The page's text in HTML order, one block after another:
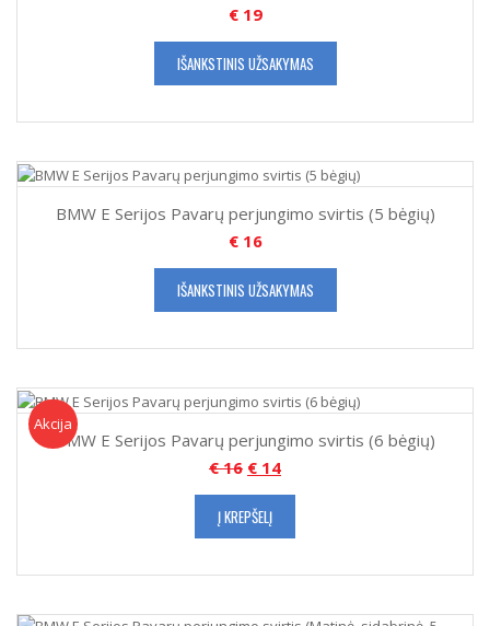
€19
IŠANKSTINIS UŽSAKYMAS
BMW E Serijos Pavarų perjungimo svirtis (5 bėgių)
€16
IŠANKSTINIS UŽSAKYMAS
Akcija
Akcija!
BMW E Serijos Pavarų perjungimo svirtis (6 bėgių)
€16 € 14
Į KREPŠELĮ